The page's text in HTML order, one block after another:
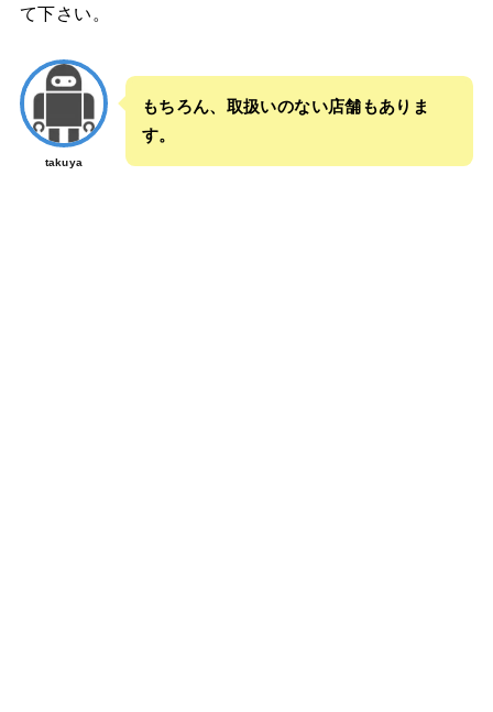
て下さい。
takuya
もちろん、取扱いのない店舗もありま
す。